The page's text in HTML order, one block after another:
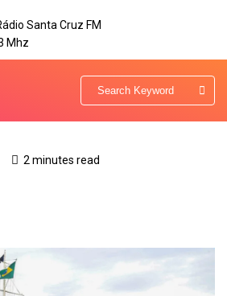
2 minutes read